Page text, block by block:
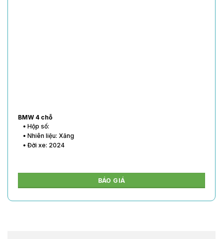
BMW 4 chỗ
• Hộp số:
• Nhiên liệu: Xăng
• Đời xe: 2024
BÁO GIÁ